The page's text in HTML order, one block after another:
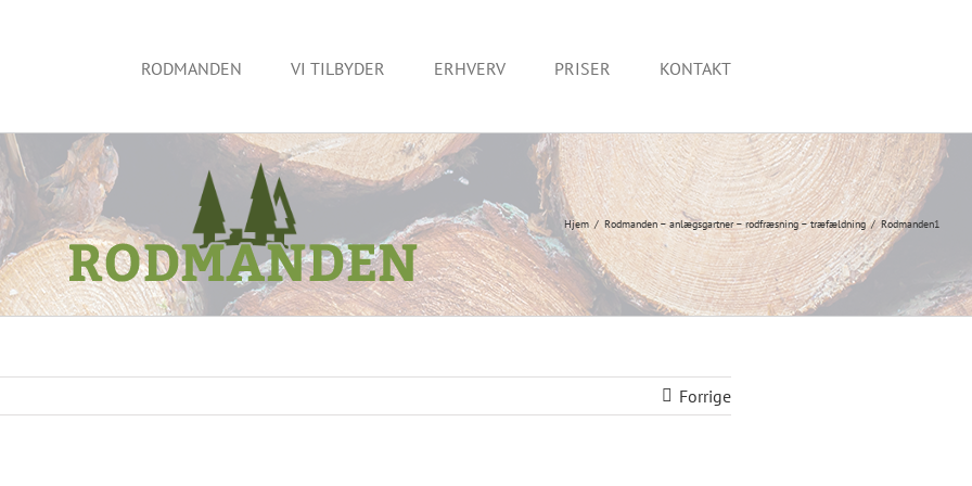
RODMANDEN VI TILBYDER ERHVERV PRISER KONTAKT
Hjem Rodmanden – anlægsgartner – rodfræsning – træfældning Rodmanden1
Forrige